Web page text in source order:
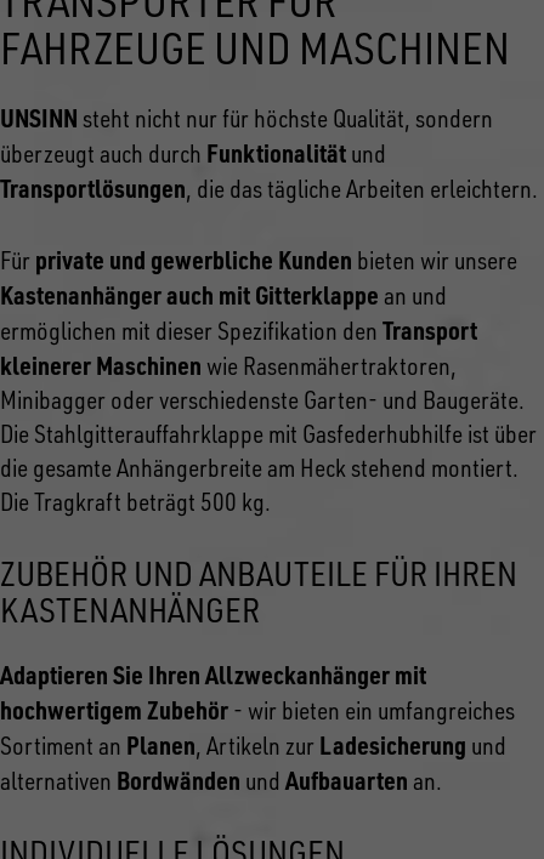
FAHRZEUGE UND MASCHINEN
UNSINN steht nicht nur für höchste Qualität, sondern
überzeugt auch durch Funktionalität und
Transportlösungen, die das tägliche Arbeiten erleichtern.
Für private und gewerbliche Kunden bieten wir unsere
Kastenanhänger auch mit Gitterklappe an und
ermöglichen mit dieser Spezifikation den Transport
kleinerer Maschinen wie Rasenmähertraktoren,
Minibagger oder verschiedenste Garten- und Baugeräte.
Die Stahlgitterauffahrklappe mit Gasfederhubhilfe ist über
die gesamte Anhängerbreite am Heck stehend montiert.
Die Tragkraft beträgt 500 kg.
ZUBEHÖR UND ANBAUTEILE FÜR IHREN
KASTENANHÄNGER
Adaptieren Sie Ihren Allzweckanhänger mit
hochwertigem Zubehör - wir bieten ein umfangreiches
Sortiment an Planen, Artikeln zur Ladesicherung und
alternativen Bordwänden undAufbauarten an.